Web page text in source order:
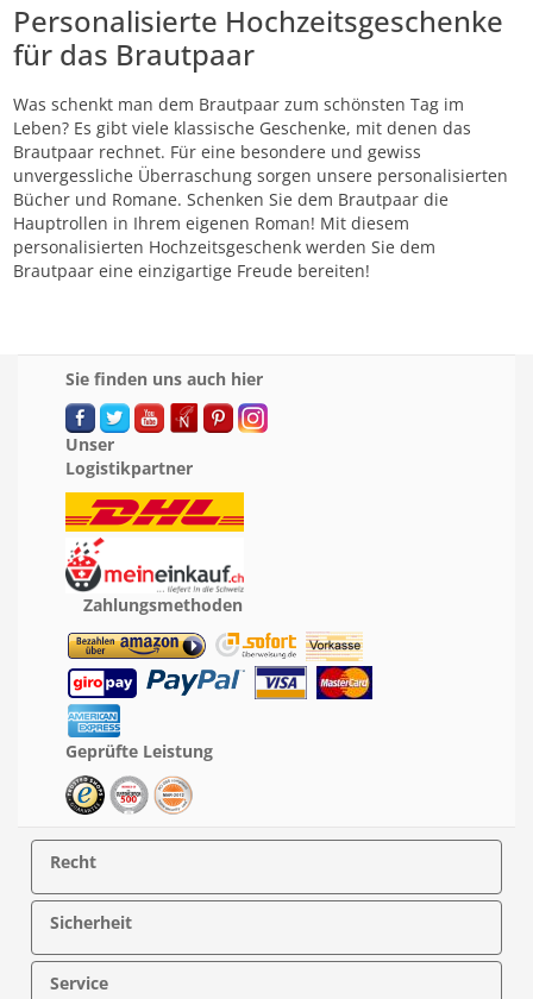
Personalisierte Hochzeitsgeschenke
für das Brautpaar
Was schenkt man dem Brautpaar zum schönsten Tag im
Leben? Es gibt viele klassische Geschenke, mit denen das
Brautpaar rechnet. Für eine besondere und gewiss
unvergessliche Überraschung sorgen unsere personalisierten
Bücher und Romane. Schenken Sie dem Brautpaar die
Hauptrollen in Ihrem eigenen Roman! Mit diesem
personalisierten Hochzeitsgeschenk werden Sie dem
Brautpaar eine einzigartige Freude bereiten!
Sie finden uns auch hier
Unser
Logistikpartner
Zahlungsmethoden
Geprüfte Leistung
Recht
Sicherheit
Service